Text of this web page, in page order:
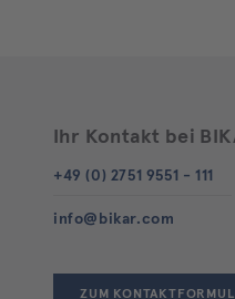
Ihr Kontakt bei
+49 (0) 2751 9551 - 111
info@bikar.com
ZUM